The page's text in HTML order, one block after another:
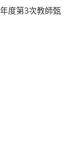
度第3次教師甄